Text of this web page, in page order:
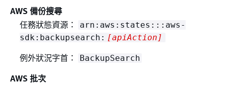
AWS 備份搜尋
任務狀態資源：
arn:aws:states:::aws-
sdk:backupsearch: [apiAction]
例外狀況字首： BackupSearch
AWS 批次